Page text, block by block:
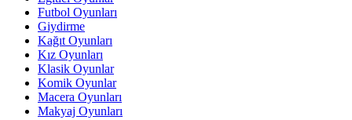
Futbol Oyunları
Giydirme
Kağıt Oyunları
Kız Oyunları
Klasik Oyunlar
Komik Oyunlar
Macera Oyunları
Makyaj Oyunları